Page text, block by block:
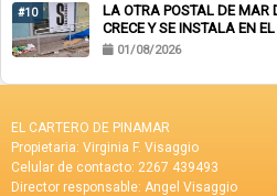
#10
LA OTRA POSTAL DE MAR
CRECE Y SE INSTALA EN
PAISAJE COTIDIANO
01/08/2026
EL CARTERO DE PINAMAR
Propietaria: Virginia F. Visaggio
Celular de contacto: 2267 439493
Director responsable: Angel Visaggio